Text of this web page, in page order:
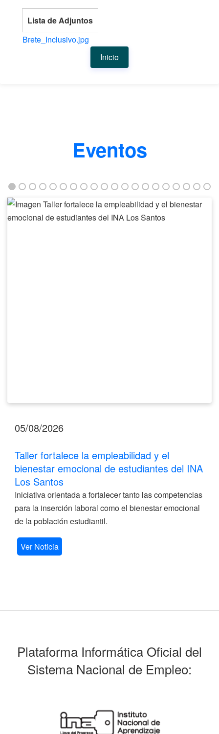
Lista de Adjuntos
Brete_Inclusivo.jpg
Inicio
Eventos
Taller
fortalece
05/08/2026
Taller fortalece la empleabilidad y el
bienestar emocional de estudiantes del INA
Los Santos
Iniciativa orientada a fortalecer tanto las competencias
para la inserción laboral como el bienestar emocional
de la población estudiantil.
Ver Noticia
Plataforma Informática Oficial del
Sistema Nacional de Empleo: